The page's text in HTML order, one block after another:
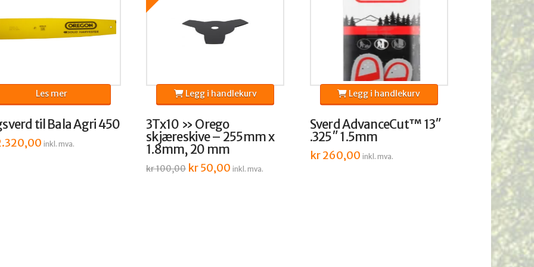
til Bala Agri 450
inkl. mva.
Les mer
3Tx10 » Orego
skjæreskive – 255mm x
1.8mm, 20 mm
kr100,00 Opprinnelig
pris
kr50,00 Nåværende
pris
inkl. mva.
Legg i handlekurv
Sverd AdvanceCut™ 13″
.325″ 1.5mm
kr260,00 inkl. mva.
Legg i handlekurv